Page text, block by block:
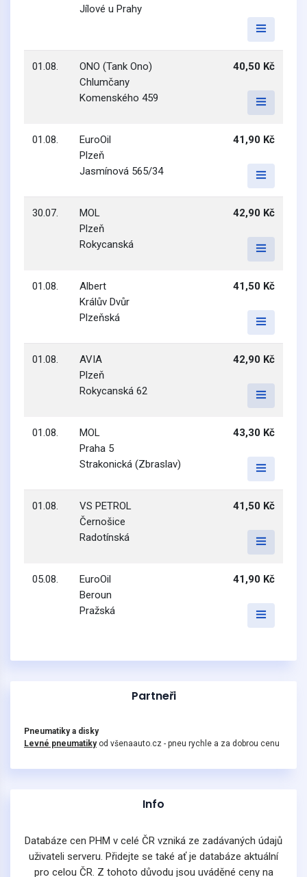
Jílové u Prahy
01.08.
ONO (Tank Ono)
Chlumčany
Komenského 459
40,50 Kč
01.08.
EuroOil
Plzeň
Jasmínová 565/34
41,90 Kč
30.07.
MOL
Plzeň
Rokycanská
42,90 Kč
01.08.
Albert
Králův Dvůr
Plzeňská
41,50 Kč
01.08.
AVIA
Plzeň
Rokycanská 62
42,90 Kč
01.08.
MOL
Praha 5
Strakonická (Zbraslav)
43,30 Kč
01.08.
VS PETROL
Černošice
Radotínská
41,50 Kč
05.08.
EuroOil
Beroun
Pražská
41,90 Kč
Partneři
Pneumatiky a disky
Levné pneumatikyod všenaauto.cz - pneu rychle a za dobrou cenu
Info
Databáze cen PHM v celé ČR vzniká ze zadávaných údajů
uživateli serveru. Přidejte se také ať je databáze aktuální
pro celou ČR. Z tohoto důvodu jsou uváděné ceny na